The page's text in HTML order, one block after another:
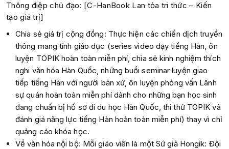
Thông điệp chủ đạo: [C-HanBook Lan tỏa tri thức – Kiến
tạo giá trị]
Chia sẻ giá trị cộng đồng: Thực hiện các chiến dịch truyền
thông mang tính giáo dục (series video dạy tiếng Hàn, ôn
luyện TOPIK hoàn toàn miễn phí, chia sẻ kinh nghiệm thích
nghi văn hóa Hàn Quốc, những buổi seminar luyện giao
tiếp tiếng Hàn với người bản xứ, ôn luyện phỏng vấn Lãnh
sự quán hoàn toàn miễn phí dành cho những bạn học sinh
đang chuẩn bị hồ sơ đi du học Hàn Quốc, thi thử TOPIK và
đánh giá năng lực tiếng Hàn hoàn toàn miễn phí) thay vì chỉ
quảng cáo khóa học.
Về văn hóa nội bộ: Mỗi giáo viên là một Sứ giả Hongik: Đội